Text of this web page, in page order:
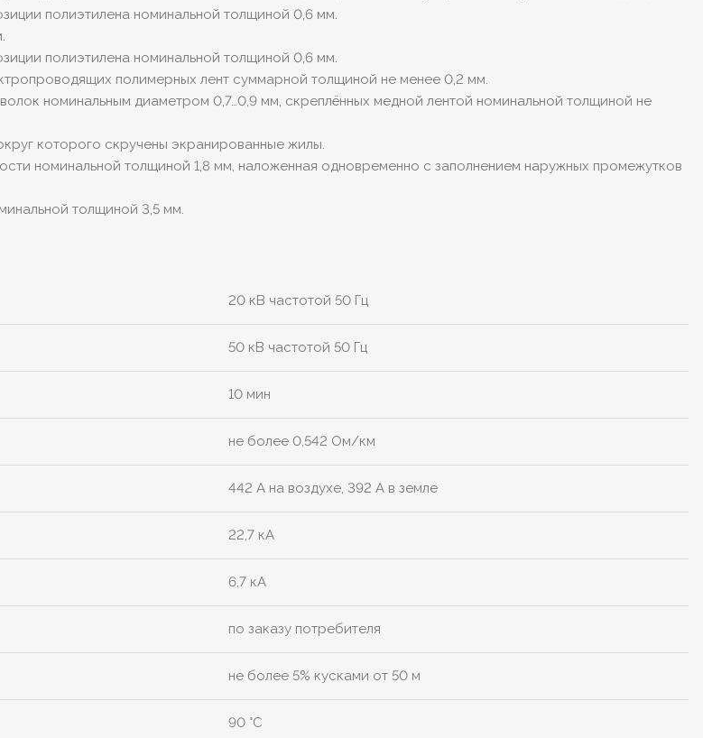
полиэтилена номинальной толщиной 0,6 мм.
полиэтилена номинальной толщиной 0,6 мм.
полимерных лент суммарной толщиной не менее 0,2 мм.
номинальным диаметром 0,7…0,9 мм, скреплённых медной лентой номинальной толщиной не
которого скручены экранированные жилы.
номинальной толщиной 1,8 мм, наложенная одновременно с заполнением наружных промежутков
толщиной 3,5 мм.
20 кВ частотой 50 Гц
50 кВ частотой 50 Гц
10 мин
не более 0,542 Ом/км
442 А на воздухе, 392 А в земле
22,7 кА
6,7 кА
по заказу потребителя
не более 5% кусками от 50 м
90 °C